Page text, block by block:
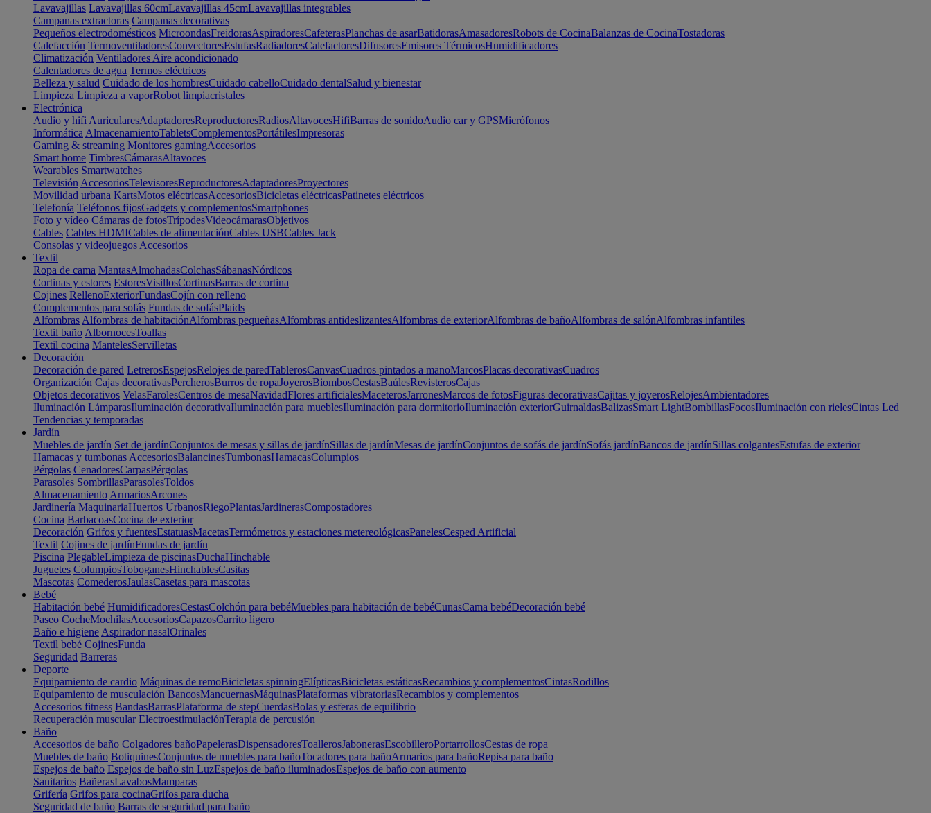
Lavavajillas Lavavajillas 60cmLavavajillas 45cmLavavajillas integrables
Campanas extractoras Campanas decorativas
Pequeños electrodomésticos MicroondasFreidorasAspiradoresCafeterasPlanchas de asarBatidorasAmasadoresRobots de CocinaBalanzas de CocinaTostadoras
Calefacción TermoventiladoresConvectoresEstufasRadiadoresCalefactoresDifusoresEmisores TérmicosHumidificadores
Climatización Ventiladores Aire acondicionado
Calentadores de agua Termos eléctricos
Belleza y salud Cuidado de los hombresCuidado cabelloCuidado dentalSalud y bienestar
Limpieza Limpieza a vaporRobot limpiacristales
Electrónica
Audio y hifi AuricularesAdaptadoresReproductoresRadiosAltavocesHifiBarras de sonidoAudio car y GPSMicrófonos
Informática AlmacenamientoTabletsComplementosPortátilesImpresoras
Gaming & streaming Monitores gamingAccesorios
Smart home TimbresCámarasAltavoces
Wearables Smartwatches
Televisión AccesoriosTelevisoresReproductoresAdaptadoresProyectores
Movilidad urbana KartsMotos eléctricasAccesoriosBicicletas eléctricasPatinetes eléctricos
Telefonía Teléfonos fijosGadgets y complementosSmartphones
Foto y vídeo Cámaras de fotosTrípodesVideocámarasObjetivos
Cables Cables HDMICables de alimentaciónCables USBCables Jack
Consolas y videojuegos Accesorios
Textil
Ropa de cama MantasAlmohadasColchasSábanasNórdicos
Cortinas y estores EstoresVisillosCortinasBarras de cortina
Cojines RellenoExteriorFundasCojín con relleno
Complementos para sofás Fundas de sofásPlaids
Alfombras Alfombras de habitaciónAlfombras pequeñasAlfombras antideslizantesAlfombras de exteriorAlfombras de bañoAlfombras de salónAlfombras infantiles
Textil baño AlbornocesToallas
Textil cocina MantelesServilletas
Decoración
Decoración de pared LetrerosEspejosRelojes de paredTablerosCanvasCuadros pintados a manoMarcosPlacas decorativasCuadros
Organización Cajas decorativasPercherosBurros de ropaJoyerosBiombosCestasBaúlesRevisterosCajas
Objetos decorativos VelasFarolesCentros de mesaNavidadFlores artificialesMaceterosJarronesMarcos de fotosFiguras decorativasCajitas y joyerosRelojesAmbientadores
Iluminación LámparasIluminación decorativaIluminación para mueblesIluminación para dormitorioIluminación exteriorGuirnaldasBalizasSmart LightBombillasFocosIluminación con rielesCintas Led
Tendencias y temporadas
Jardín
Muebles de jardín Set de jardínConjuntos de mesas y sillas de jardínSillas de jardínMesas de jardínConjuntos de sofás de jardínSofás jardínBancos de jardínSillas colgantesEstufas de exterior
Hamacas y tumbonas AccesoriosBalancinesTumbonasHamacasColumpios
Pérgolas CenadoresCarpasPérgolas
Parasoles SombrillasParasolesToldos
Almacenamiento ArmariosArcones
Jardinería MaquinariaHuertos UrbanosRiegoPlantasJardinerasCompostadores
Cocina BarbacoasCocina de exterior
Decoración Grifos y fuentesEstatuasMacetasTermómetros y estaciones metereológicasPanelesCesped Artificial
Textil Cojines de jardínFundas de jardín
Piscina PlegableLimpieza de piscinasDuchaHinchable
Juguetes ColumpiosToboganesHinchablesCasitas
Mascotas ComederosJaulasCasetas para mascotas
Bebé
Habitación bebé HumidificadoresCestasColchón para bebéMuebles para habitación de bebéCunasCama bebéDecoración bebé
Paseo CocheMochilasAccesoriosCapazosCarrito ligero
Baño e higiene Aspirador nasalOrinales
Textil bebé CojinesFunda
Seguridad Barreras
Deporte
Equipamiento de cardio Máquinas de remoBicicletas spinningElípticasBicicletas estáticasRecambios y complementosCintasRodillos
Equipamiento de musculación BancosMancuernasMáquinasPlataformas vibratoriasRecambios y complementos
Accesorios fitness BandasBarrasPlataforma de stepCuerdasBolas y esferas de equilibrio
Recuperación muscular ElectroestimulaciónTerapia de percusión
Baño
Accesorios de baño Colgadores bañoPapelerasDispensadoresToallerosJabonerasEscobilleroPortarrollosCestas de ropa
Muebles de baño BotiquinesConjuntos de muebles para bañoTocadores para bañoArmarios para bañoRepisa para baño
Espejos de baño Espejos de baño sin LuzEspejos de baño iluminadosEspejos de baño con aumento
Sanitarios BañerasLavabosMamparas
Grifería Grifos para cocinaGrifos para ducha
Seguridad de baño Barras de seguridad para baño